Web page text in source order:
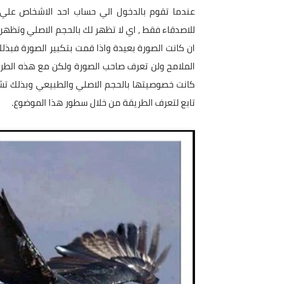
عندما تقوم بالدخول الي حساب احد الاشخاص
للاصدقاء فقط ، اي لا تظهر لك بالحجم الاصلي
ان كانت الصورة بعيدة واذا قمت بتكبير الصورة
الملامح ولن تعرف صاحب الصورة ولكن مع هذه
كانت خصوصيتها بالحجم الاصلي والطبيعي
تابع لتعرف الطريقة من خلال سطور هذا الموضوع.